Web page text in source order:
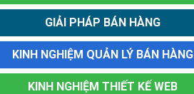
GIẢI PHÁP BÁN HÀNG
KINH NGHIỆM QUẢN LÝ BÁN HÀNG
KINH NGHIỆM THIẾT KẾ WEB